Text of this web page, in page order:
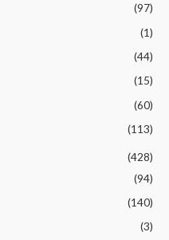
(97)
(1)
(44)
(15)
(60)
(113)
(428)
(94)
(140)
(3)